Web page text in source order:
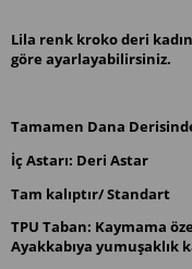
Lila renk kroko deri kadın
göre ayarlayabilirsiniz.
Tamamen Dana
İç Astarı: Deri Astar
Tam kalıptır/ Standart
TPU Taban: Kaymama
Ayakkabıya yumuşaklık